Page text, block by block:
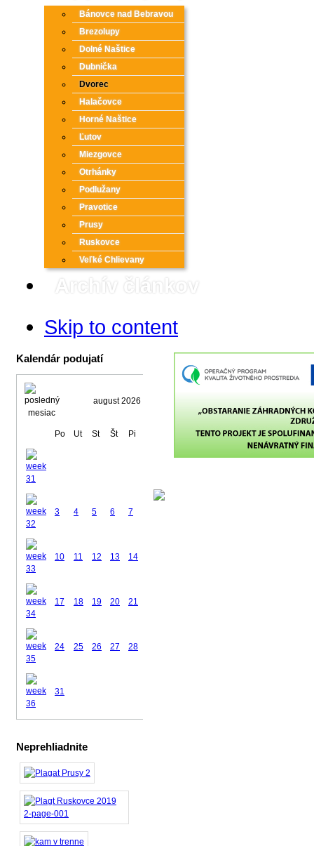
Bánovce nad Bebravou
Brezolupy
Dolné Naštice
Dubnička
Dvorec
Halačovce
Horné Naštice
Ľutov
Miezgovce
Otrhánky
Podlužany
Pravotice
Prusy
Ruskovce
Veľké Chlievany
Archív článkov
Skip to content
Kalendár podujatí
august 2026
Po Ut St Št Pi
3 4 5 6 7
10 11 12 13 14
17 18 19 20 21
24 25 26 27 28
31
Neprehliadnite